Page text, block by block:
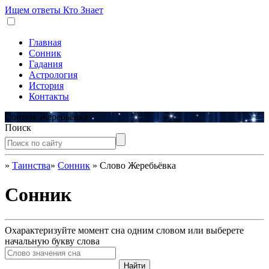
Ищем ответы Кто Знает
Главная
Сонник
Гадания
Астрология
История
Контакты
Сонник Жеребьёвка
Поиск
» Таинства» Сонник » Слово Жеребьёвка
Сонник
Охарактеризуйте момент сна одним словом или выберете
начальную букву слова